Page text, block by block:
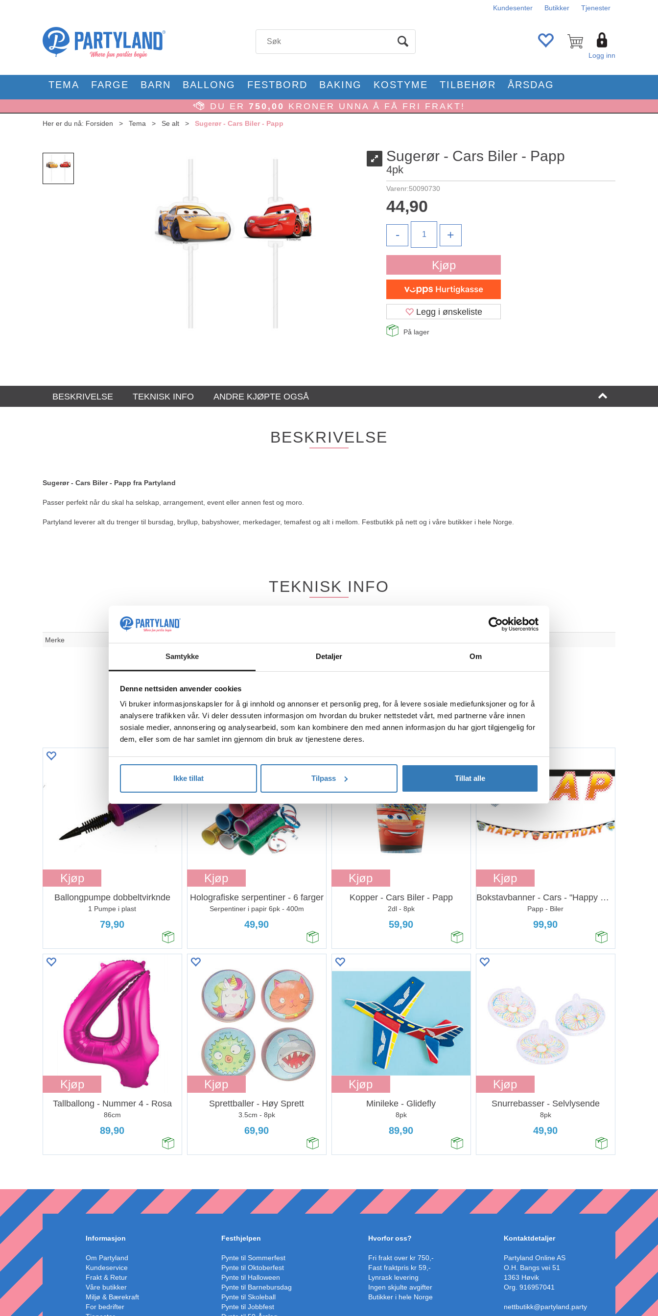
Samtykke Detaljer Om
Denne nettsiden anvender cookies
Vi bruker informasjonskapsler for å gi innhold og annonser et personlig preg, for å levere sosiale mediefunksjoner og for å
analysere trafikken vår. Vi deler dessuten informasjon om hvordan du bruker nettstedet vårt, med partnerne våre innen
sosiale medier, annonsering og analysearbeid, som kan kombinere den med annen informasjon du har gjort tilgjengelig for
dem, eller som de har samlet inn gjennom din bruk av tjenestene deres.
Ikke tillat Tilpass Tillat alle
Kundesenter Butikker Tjenester
Logg inn
TEMA FARGE BARN BALLONG FESTBORD BAKING KOSTYME TILBEHØR ÅRSDAG
DU ER 750,00 KRONER UNNA Å FÅ FRI FRAKT!
Her er du nå: Forsiden > Tema > Se alt > Sugerør - Cars Biler - Papp
Sugerør - Cars Biler - Papp
4pk
Varenr:50090730
44,90
- +
Kjøp
Legg i ønskeliste
På lager
BESKRIVELSE TEKNISK INFO ANDRE KJØPTE OGSÅ
BESKRIVELSE
Sugerør - Cars Biler - Papp fra Partyland
Passer perfekt når du skal ha selskap, arrangement, event eller annen fest og moro.
Partyland leverer alt du trenger til bursdag, bryllup, babyshower, merkedager, temafest og alt i mellom. Festbutikk på nett og i våre butikker i hele Norge.
TEKNISK INFO
Merke
ANDRE KJØPTE OGSÅ
Kjøp
Ballongpumpe dobbeltvirknde
1 Pumpe i plast
79,90
Kjøp
Holografiske serpentiner - 6 farger
Serpentiner i papir 6pk - 400m
49,90
Kjøp
Kopper - Cars Biler - Papp
2dl - 8pk
59,90
Kjøp
Bokstavbanner - Cars - "Happy Birthday"
Papp - Biler
99,90
Kjøp
Tallballong - Nummer 4 - Rosa
86cm
89,90
Kjøp
Sprettballer - Høy Sprett
3.5cm - 8pk
69,90
Kjøp
Minileke - Glidefly
8pk
89,90
Kjøp
Snurrebasser - Selvlysende
8pk
49,90
Informasjon
Om Partyland
Kundeservice
Frakt & Retur
Våre butikker
Miljø & Bærekraft
For bedrifter
Festhjelpen
Pynte til Sommerfest
Pynte til Oktoberfest
Pynte til Halloween
Pynte til Barnebursdag
Pynte til Skoleball
Pynte til Jobbfest
Hvorfor oss?
Fri frakt over kr 750,-
Fast fraktpris kr 59,-
Lynrask levering
Ingen skjulte avgifter
Butikker i hele Norge
Kontaktdetaljer
Partyland Online AS
O.H. Bangs vei 51
1363 Høvik
Org. 916957041
nettbutikk@partyland.party